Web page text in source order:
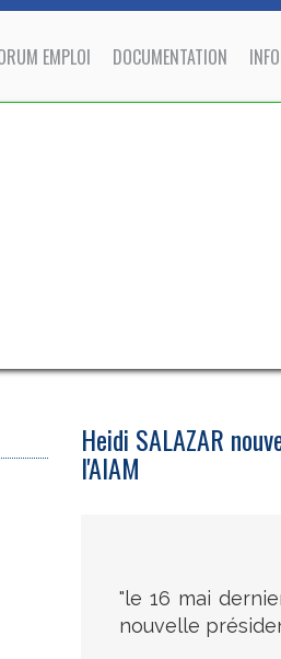
EMPLOI DOCUMENTATION
Heidi SALAZAR
l'AIAM
"le 16 mai
nouvelle